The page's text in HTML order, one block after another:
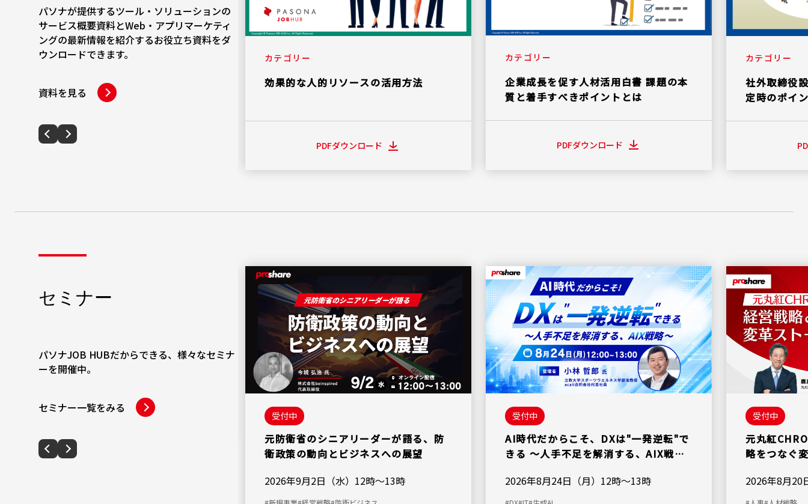
パソナが提供するツール・ソリューションの
サービス概要資料とWeb・アプリマーケティ
ングの最新情報を紹介するお役立ち資料をダ
ウンロードできます。
資料を見る
カテゴリー
社外取締役設置におけるメリットや選
定時のポイント
PDFダウンロード
カテゴリー
効果的な人的リソースの活用方法
PDFダウンロード
カテゴリー
企業成長を促す人材活用白書 課題の本
質と着手すべきポイントとは
PDFダウンロード
カテゴリー
社外取締役
定時のポイ
セミナー
パソナJOB HUBだからできる、様々なセミナ
ーを開催中。
セミナー一覧をみる
受付終了
2026年7月28日（火）12時～13時
#人事制度
エントリーする 詳細を見る 受付中
元防衛省のシニアリーダーが語る、防
衛政策の動向とビジネスへの展望
2026年9月2日（水）12時～13時
受付中
AI時代だからこそ、DXは"一発逆転"で
きる ～人手不足を解消する、AIX戦略
2026年8月24日（月）12時～13時
受付中
元丸紅
略をつなぐ
2026年8月20